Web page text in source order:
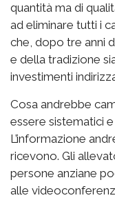
quantità ma di
ad eliminare tutti i
che, dopo tre anni
e della tradizione
investimenti
Cosa andrebbe
essere sistematici
L’informazione
ricevono. Gli
persone anziane
alle